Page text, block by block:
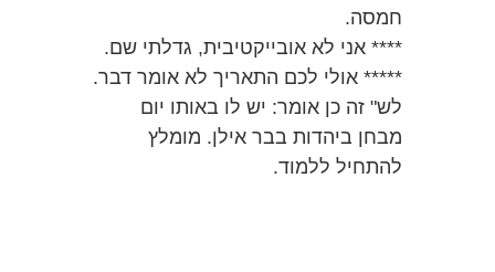
חמסה.
**** אני לא אובייקטיבית, גדלתי שם.
***** אולי לכם התאריך לא אומר דבר.
לש" זה כן אומר: יש לו באותו יום
מבחן ביהדות בבר אילן. מומלץ
להתחיל ללמוד.